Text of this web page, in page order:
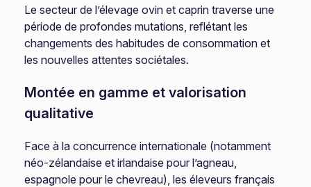
Le secteur de l’élevage ovin et caprin traverse une
période de profondes mutations, reflétant les
changements des habitudes de consommation et
les nouvelles attentes sociétales.
Montée en gamme et valorisation
qualitative
Face à la concurrence internationale (notamment
néo-zélandaise et irlandaise pour l’agneau,
espagnole pour le chevreau), les éleveurs français